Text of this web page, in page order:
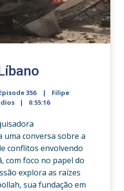
356
Filipe
0:55:16
uma conversa sobre a
conflitos envolvendo
com foco no papel do
explora as raízes
sua fundação em